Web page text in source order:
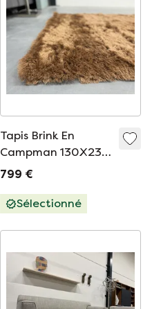
Tapis Brink En
Campman 130X230
Marron
799 €
Sélectionné